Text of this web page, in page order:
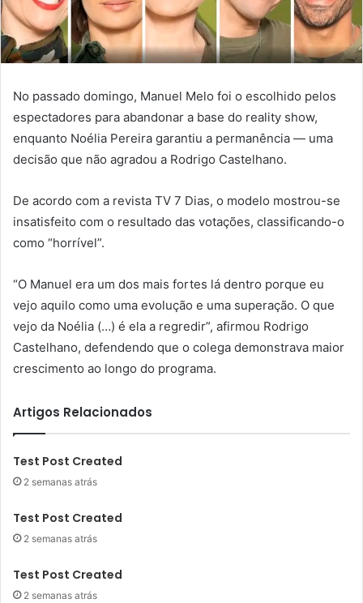
No passado domingo, Manuel Melo foi o escolhido pelos
espectadores para abandonar a base do reality show,
enquanto Noélia Pereira garantiu a permanência — uma
decisão que não agradou a Rodrigo Castelhano.
De acordo com a revista TV 7 Dias, o modelo mostrou-se
insatisfeito com o resultado das votações, classificando-o
como “horrível”.
“O Manuel era um dos mais fortes lá dentro porque eu
vejo aquilo como uma evolução e uma superação. O que
vejo da Noélia (…) é ela a regredir”, afirmou Rodrigo
Castelhano, defendendo que o colega demonstrava maior
crescimento ao longo do programa.
Artigos Relacionados
Test Post Created
2 semanas atrás
Test Post Created
2 semanas atrás
Test Post Created
2 semanas atrás